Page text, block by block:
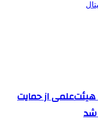
از حمایت
شد